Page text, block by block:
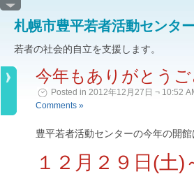
札幌市豊平若者活動センタ
若者の社会的自立を支援します。
今年もありがとう
Posted in 2012年12月27日 ¬ 10:52
Comments »
豊平若者活動センターの今年の開館
１２月２９日(土)